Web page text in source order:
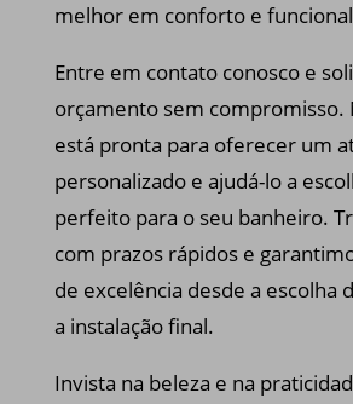
melhor em conforto e
Entre em contato conosco e
orçamento sem compromisso.
está pronta para oferecer um
personalizado e ajudá-lo a
perfeito para o seu banheiro.
com prazos rápidos e
de excelência desde a escolha
a instalação final.
Invista na beleza e na